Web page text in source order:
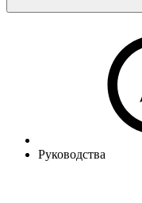
Руководства